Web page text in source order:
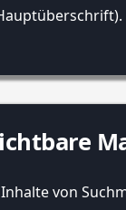
von